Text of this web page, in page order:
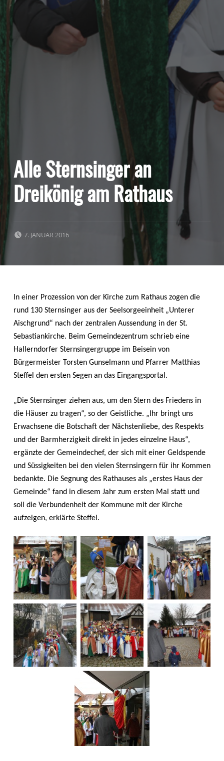
Alle Sternsinger an
Dreikönig am Rathaus
7. JANUAR 2016
In einer Prozession von der Kirche zum Rathaus zogen die
rund 130 Sternsinger aus der Seelsorgeeinheit „Unterer
Aischgrund“ nach der zentralen Aussendung in der St.
Sebastiankirche. Beim Gemeindezentrum schrieb eine
Hallerndorfer Sternsingergruppe im Beisein von
Bürgermeister Torsten Gunselmann und Pfarrer Matthias
Steffel den ersten Segen an das Eingangsportal.
„Die Sternsinger ziehen aus, um den Stern des Friedens in
die Häuser zu tragen“, so der Geistliche. „Ihr bringt uns
Erwachsene die Botschaft der Nächstenliebe, des Respekts
und der Barmherzigkeit direkt in jedes einzelne Haus“,
ergänzte der Gemeindechef, der sich mit einer Geldspende
und Süssigkeiten bei den vielen Sternsingern für ihr Kommen
bedankte. Die Segnung des Rathauses als „erstes Haus der
Gemeinde“ fand in diesem Jahr zum ersten Mal statt und
soll die Verbundenheit der Kommune mit der Kirche
aufzeigen, erklärte Steffel.